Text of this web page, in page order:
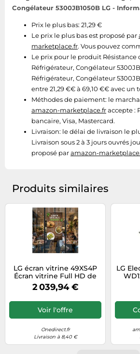
Électroménager
Congélateur 5300JB1050B LG -
Prix le plus bas: 21,29 €
Le prix le plus bas est proposé par
marketplace.fr. Vous pouvez
Le prix pour le produit Résistance
Réfrigérateur, Congélateur
Réfrigérateur, Congélateur
entre 21,29 €€ à 69,10 €€ avec un
Méthodes de paiement: le
amazon-marketplace.fraccepte :
bancaire, Visa, Mastercard.
Livraison: le délai de livraison le
Livraison sous 2 à 3 jours ouvrés
proposé paramazon-
Produits similaires
LG écran vitrine 49XS4P
Écran vitrine Full HD de
49'' avec résistance à la
décoloration, luminosité 4
000 nits et double
orientation
portrait/paysage,
2 039,94 €
Voir l'offre
Onedirect.fr
Livraison à 8,40 €
LG